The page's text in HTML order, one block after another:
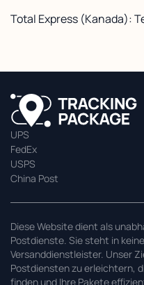
Total Express (Kanada):
UPS
FedEx
USPS
China Post
Diese Website dient als
Postdienste. Sie steht in
Versanddienstleister. Unser
Postdiensten zu erleichtern,
finden und Ihre Pakete